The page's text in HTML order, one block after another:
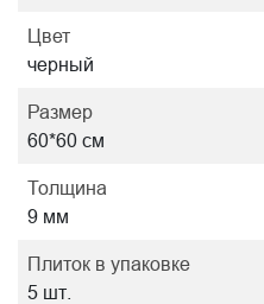
Цвет
черный
Размер
60*60 см
Толщина
9 мм
Плиток в упаковке
5 шт.